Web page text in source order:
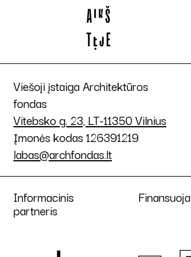
Viešoji įstaiga Architektūros
fondas
Vitebsko g. 23, LT-11350 Vilnius
Įmonės kodas 126391219
labas@archfondas.lt
Informacinis
partneris
Finansuoja